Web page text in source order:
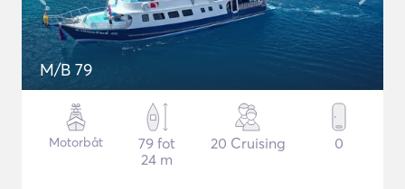
M/B 79
Motorbåt
79 fot
24 m
20 Cruising 0